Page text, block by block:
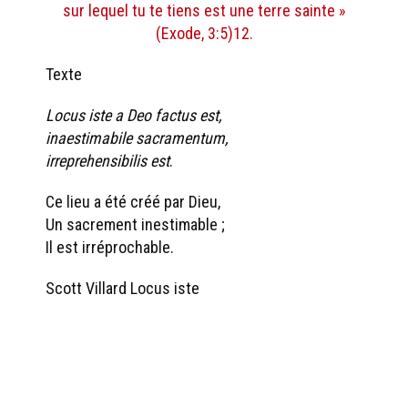
sur lequel tu te tiens est une terre sainte »
(Exode, 3:5)12.
Texte
Locus iste a Deo factus est,
inaestimabile sacramentum,
irreprehensibilis est.
Ce lieu a été créé par Dieu,
Un sacrement inestimable ;
Il est irréprochable.
Scott Villard Locus iste